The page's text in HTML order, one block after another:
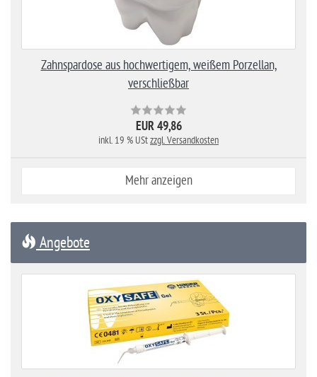
Zahnspardose aus hochwertigem, weißem Porzellan,
verschließbar
EUR 49,86
inkl. 19 % UStzzgl. Versandkosten
Mehr anzeigen
Angebote